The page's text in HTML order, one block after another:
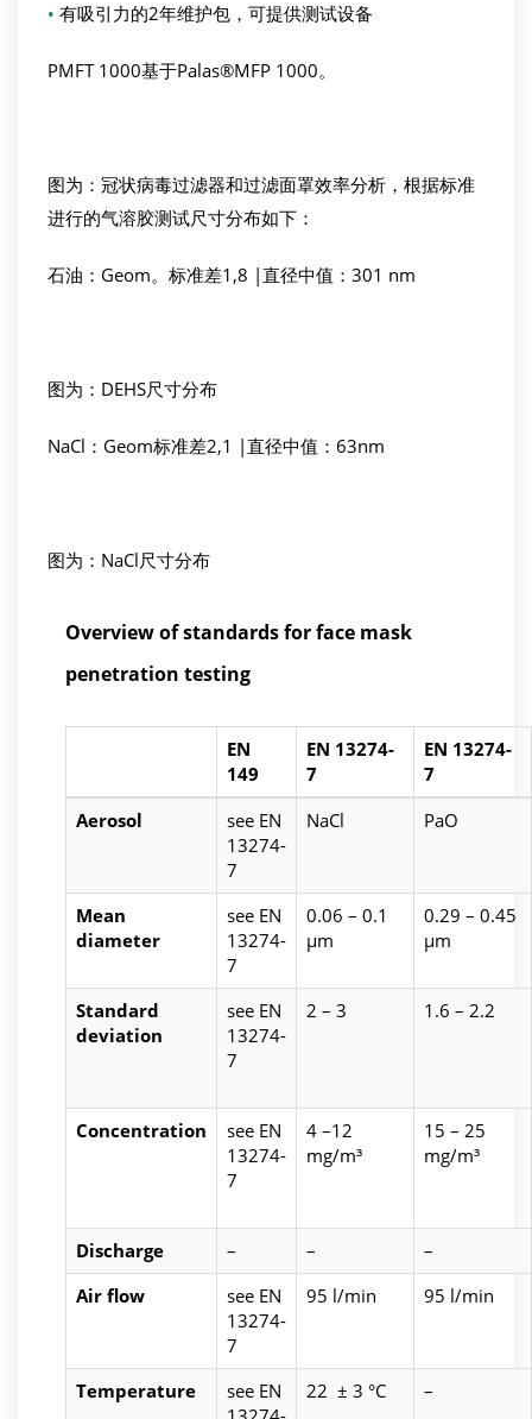
• 有吸引力的2年维护包，可提供测试设备
PMFT 1000基于Palas®MFP 1000。
图为：冠状病毒过滤器和过滤面罩效率分析，根据标准
进行的气溶胶测试尺寸分布如下：
石油：Geom。标准差1,8 |直径中值：301 nm
图为：DEHS尺寸分布
NaCl：Geom标准差2,1 |直径中值：63nm
图为：NaCl尺寸分布
Overview of standards for face mask
penetration testing
EN
149
EN 13274-
7
EN 13274-
7
Aerosol
see EN
13274-
7
NaCl PaO
Mean
diameter
see EN
13274-
7
0.06 – 0.1
µm
0.29 – 0.45
µm
Standard
deviation
see EN
13274-
7
2 – 3 1.6 – 2.2
Concentration
see EN
13274-
7
4 –12
mg/m³
15 – 25
mg/m³
Discharge – –
–
Air flow
see EN
13274-
7
95 l/min 95 l/min
Temperature
see EN
22 ± 3 °C –